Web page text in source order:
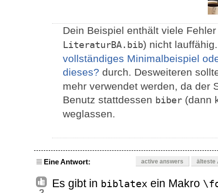
Dein Beispiel enthält viele
LiteraturBA.bib) nicht
vollständiges Minimalbeispiel
dieses? durch. Desweiteren
mehr verwendet werden, da der
Benutz stattdessen biber (dann
weglassen.
Eine Antwort: active answers älteste
Es gibt in biblatex ein Makro